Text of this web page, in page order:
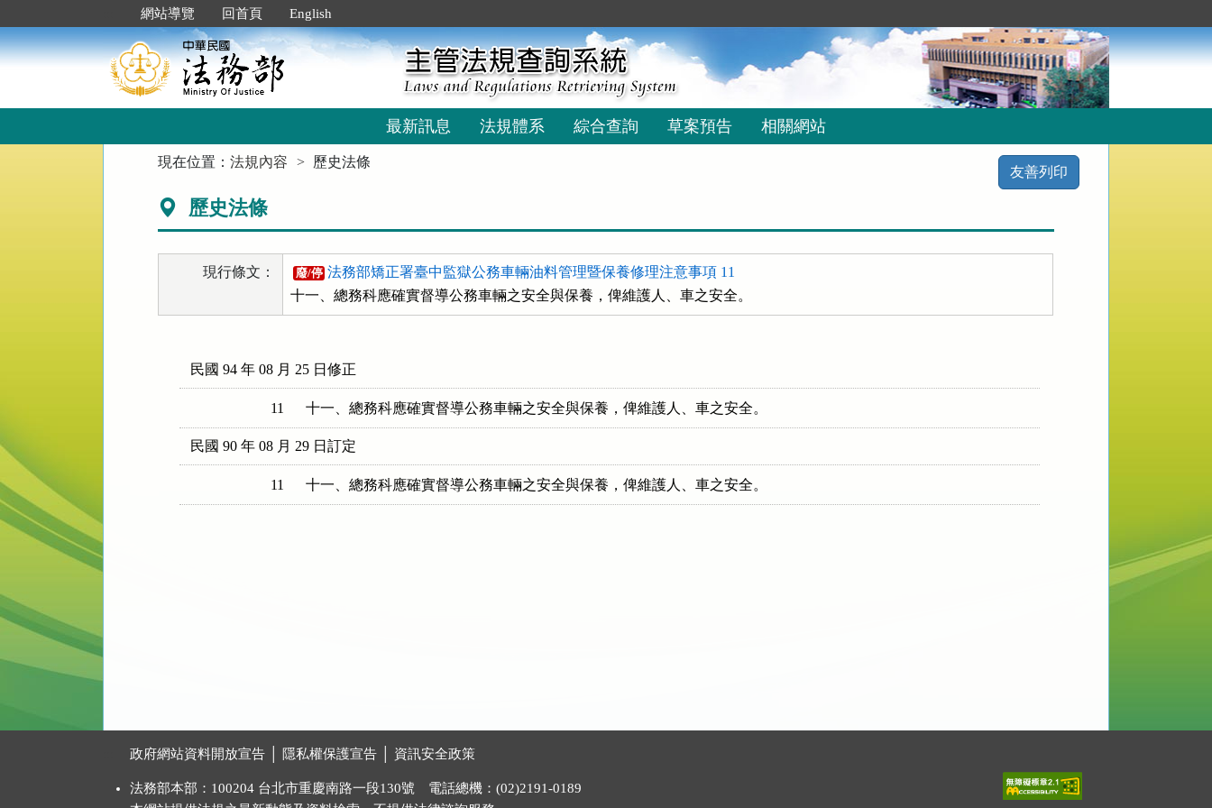
到
主
要
網站導覽 回首頁 English
最新訊息 法規體系 綜合查詢 草案預告 相關網站
現在位置：法規內容 歷史法條
友善列印
歷史法條
現行條文： 廢/停 法務部矯正署臺中監獄公務車輛油料管理暨保養修理注意事項 11
十一、總務科應確實督導公務車輛之安全與保養，俾維護人、車之安全。
民國 94 年 08 月 25 日修正
11 十一、總務科應確實督導公務車輛之安全與保養，俾維護人、車之安全。
民國 90 年 08 月 29 日訂定
11 十一、總務科應確實督導公務車輛之安全與保養，俾維護人、車之安全。
政府網站資料開放宣告 隱私權保護宣告 資訊安全政策
法務部本部：100204 台北市重慶南路一段130號 電話總機：(02)2191-0189